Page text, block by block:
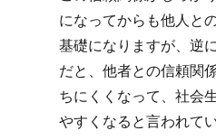
になってからも他人と
基礎になりますが、逆
だと、他者との信頼関
ちにくくなって、社会
やすくなると言われてい